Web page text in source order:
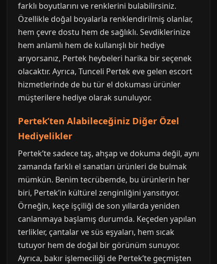
farklı boyutlarını ve renklerini bulabilirsiniz.
Özellikle doğal boyalarla renklendirilmiş olanlar,
hem çevre dostu hem de sağlıklı. Sevdiklerinize
hem anlamlı hem de kullanışlı bir hediye
arıyorsanız, Pertek heybeleri harika bir seçenek
olacaktır. Ayrıca, Tunceli Pertek eve gelen escort
hizmetlerinde de bu tür el dokuması ürünler
müşterilere hediye olarak sunuluyor.
Pertek’ten Alabileceğiniz Diğer Özel
Hediyelikler
Pertek’te sadece taş, ahşap ve dokuma değil, aynı
zamanda farklı el sanatları ürünleri de bulmak
mümkün. Benim tecrübemde, bu ürünlerin her
biri, Pertek’in kültürel zenginliğini yansıtıyor.
Örneğin, keçe işçiliği de son yıllarda yeniden
canlanmaya başlamış durumda. Keçeden yapılan
terlikler, çantalar ve süs eşyaları, hem sıcak
tutuyor hem de doğal bir görünüm sunuyor.
Ayrıca, bakır işlemeciliği de Pertek’te geçmişten